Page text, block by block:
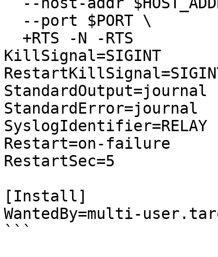
KillSignal=SIGINT
StandardOutput=journal
StandardError=journal
SyslogIdentifier=RELAY
Restart=on-failure
RestartSec=5
[Install]
WantedBy=multi-
```